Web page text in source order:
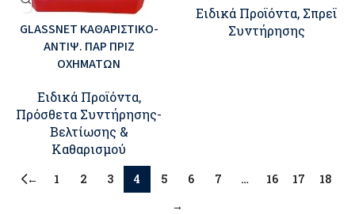
GLASSNET ΚΑΘΑΡΙΣΤΙΚΟ-
ΑΝΤΙΨ. ΠΑΡ ΠΡΙΖ
ΟΧΗΜΑΤΩΝ
Ειδικά Προϊόντα,
Πρόσθετα Συντήρησης-
Βελτίωσης &
Καθαρισμού
Ειδικά Προϊόντα, Σπρεϊ
Συντήρησης
← 1 2 3 4 5 6 7 … 16 17
18
→